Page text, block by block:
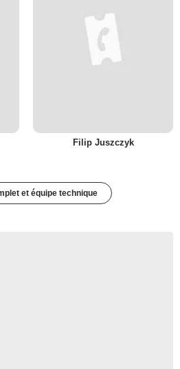
Filip Juszczyk
et équipe technique